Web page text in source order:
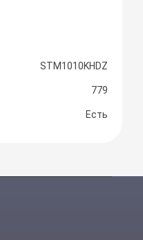
STM1010KHDZ
779
Есть